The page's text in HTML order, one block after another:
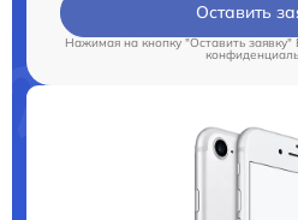
Оставить
Нажимая на кнопку "Оставить